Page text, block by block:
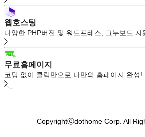
웹호스팅
다양한 PHP버전 및 워드프레스, 그누보드 자
무료홈페이지
코딩 없이 클릭만으로 나만의 홈페이지 완성!
Copyrightⓒdothome Corp. All